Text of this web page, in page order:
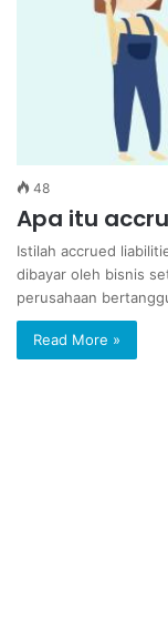
48
Apa itu
Istilah accrued
dibayar oleh bisnis
perusahaan
Read More »